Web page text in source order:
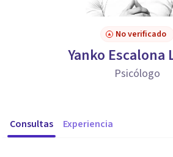
No verificado
Yanko Escalona
Psicólogo
Consultas Experiencia